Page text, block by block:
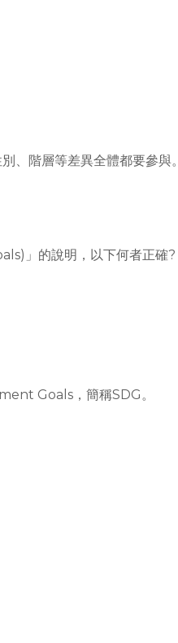
、階層等差異全體都要參與。
」的說明，以下何者正確?
Goals，簡稱SDG。